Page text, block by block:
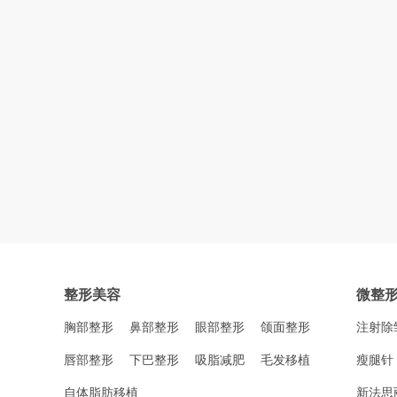
整形美容
胸部整形 鼻部整形 眼部整形 颌面整形
唇部整形 下巴整形 吸脂减肥 毛发移植
自体脂肪移植
微整
注射除
瘦腿针
新法思